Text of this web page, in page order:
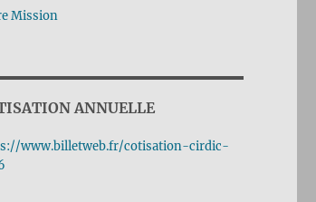
Mission
ANNUELLE
www.billetweb.fr/cotisation-cirdic-